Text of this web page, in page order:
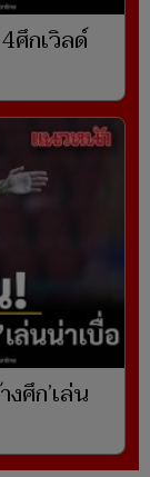
ศึกเวิลด์
ศึก’เล่น